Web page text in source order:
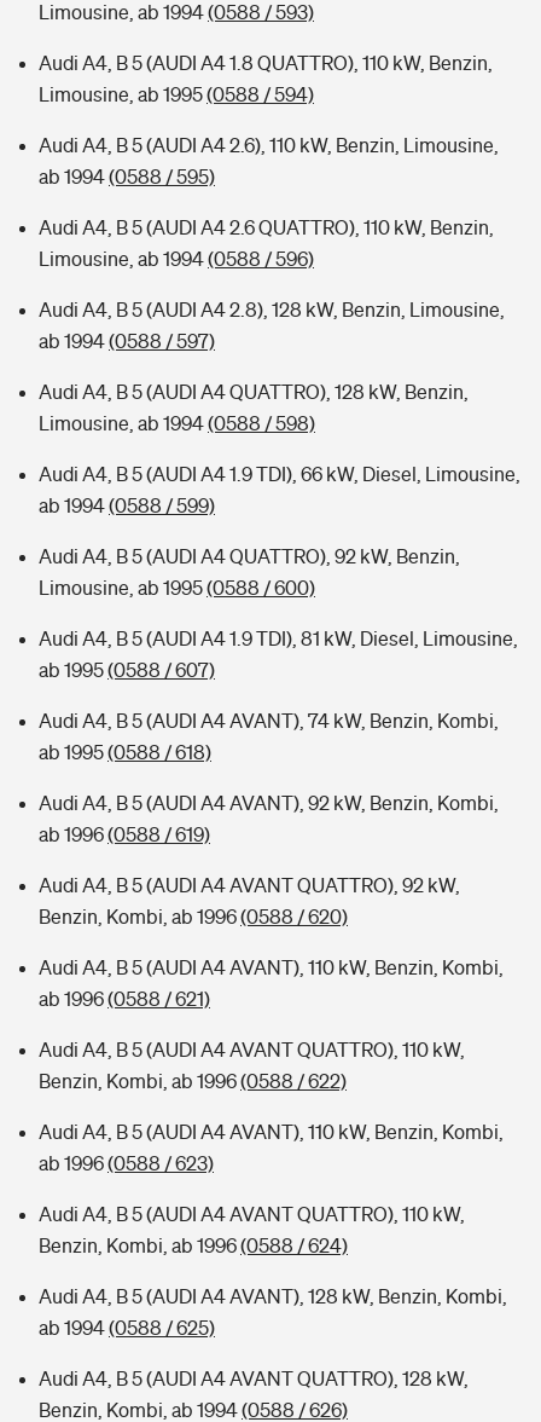
Kinderunfall-Check: Mehr Sicherheit für deine Kids
Typklassen: So ist Ihr Auto eingestuft
Sie haben Fragen?
Limousine, ab 1994(0588 / 593)
Audi A4, B 5 (AUDI A4 1.8 QUATTRO), 110 kW, Benzin,
Limousine, ab 1995(0588 / 594)
Audi A4, B 5 (AUDI A4 2.6), 110 kW, Benzin, Limousine,
ab 1994(0588 / 595)
Audi A4, B 5 (AUDI A4 2.6 QUATTRO), 110 kW, Benzin,
Limousine, ab 1994(0588 / 596)
Audi A4, B 5 (AUDI A4 2.8), 128 kW, Benzin, Limousine,
ab 1994(0588 / 597)
Audi A4, B 5 (AUDI A4 QUATTRO), 128 kW, Benzin,
Limousine, ab 1994(0588 / 598)
Audi A4, B 5 (AUDI A4 1.9 TDI), 66 kW, Diesel, Limousine,
ab 1994(0588 / 599)
Audi A4, B 5 (AUDI A4 QUATTRO), 92 kW, Benzin,
Limousine, ab 1995(0588 / 600)
Audi A4, B 5 (AUDI A4 1.9 TDI), 81 kW, Diesel, Limousine,
ab 1995(0588 / 607)
Audi A4, B 5 (AUDI A4 AVANT), 74 kW, Benzin, Kombi,
ab 1995(0588 / 618)
Audi A4, B 5 (AUDI A4 AVANT), 92 kW, Benzin, Kombi,
ab 1996(0588 / 619)
Audi A4, B 5 (AUDI A4 AVANT QUATTRO), 92 kW,
Benzin, Kombi, ab 1996(0588 / 620)
Audi A4, B 5 (AUDI A4 AVANT), 110 kW, Benzin, Kombi,
ab 1996(0588 / 621)
Audi A4, B 5 (AUDI A4 AVANT QUATTRO), 110 kW,
Benzin, Kombi, ab 1996(0588 / 622)
Audi A4, B 5 (AUDI A4 AVANT), 110 kW, Benzin, Kombi,
ab 1996(0588 / 623)
Audi A4, B 5 (AUDI A4 AVANT QUATTRO), 110 kW,
Benzin, Kombi, ab 1996(0588 / 624)
Audi A4, B 5 (AUDI A4 AVANT), 128 kW, Benzin, Kombi,
ab 1994(0588 / 625)
Audi A4, B 5 (AUDI A4 AVANT QUATTRO), 128 kW,
Benzin, Kombi, ab 1994(0588 / 626)